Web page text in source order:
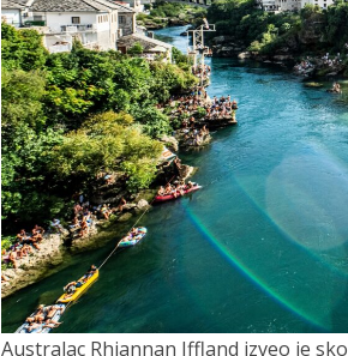
Australac Rhiannan Iffland izveo je